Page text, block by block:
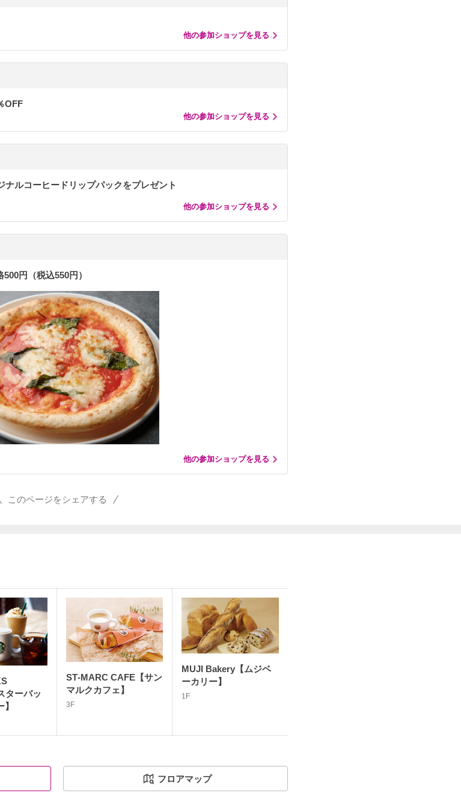
他の参加ショップを見る
OFF
他の参加ショップを見る
ルコーヒードリップパックをプレゼント
他の参加ショップを見る
円（税込550円）
他の参加ショップを見る
このページをシェアする
ターバッ
ST‐MARC CAFE【サン
マルクカフェ】
3F
MUJI Bakery【ムジベ
ーカリー】
1F
フロアマップ